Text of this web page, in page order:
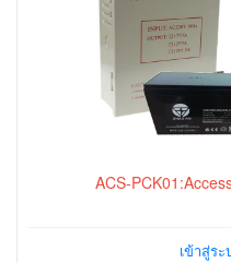
ACS-
เข้าสู่ระ